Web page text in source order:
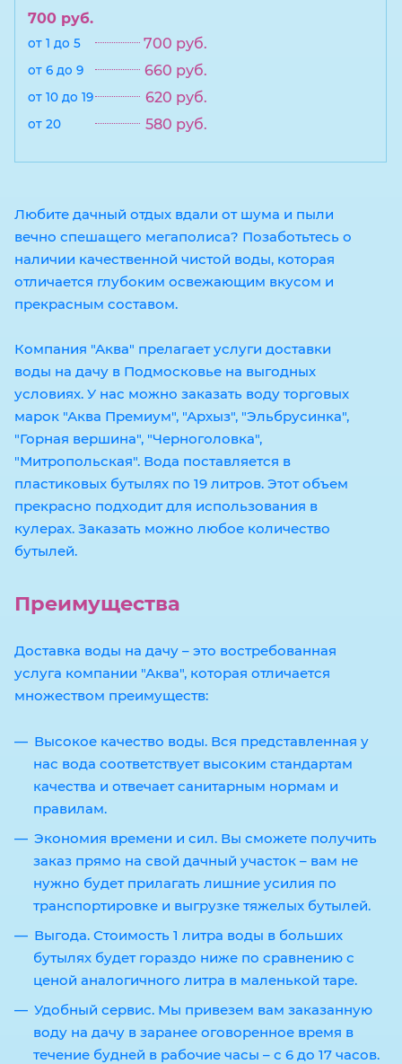
700 руб.
от 1 до 5 700 руб.
от 6 до 9 660 руб.
от 10 до 19 620 руб.
от 20 580 руб.
Любите дачный отдых вдали от шума и пыли
вечно спешащего мегаполиса? Позаботьтесь о
наличии качественной чистой воды, которая
отличается глубоким освежающим вкусом и
прекрасным составом.
Компания "Аква" прелагает услуги доставки
воды на дачу в Подмосковье на выгодных
условиях. У нас можно заказать воду торговых
марок "Аква Премиум", "Архыз", "Эльбрусинка",
"Горная вершина", "Черноголовка",
"Митропольская". Вода поставляется в
пластиковых бутылях по 19 литров. Этот объем
прекрасно подходит для использования в
кулерах. Заказать можно любое количество
бутылей.
Преимущества
Доставка воды на дачу – это востребованная
услуга компании "Аква", которая отличается
множеством преимуществ:
Высокое качество воды. Вся представленная у
нас вода соответствует высоким стандартам
качества и отвечает санитарным нормам и
правилам.
Экономия времени и сил. Вы сможете получить
заказ прямо на свой дачный участок – вам не
нужно будет прилагать лишние усилия по
транспортировке и выгрузке тяжелых бутылей.
Выгода. Стоимость 1 литра воды в больших
бутылях будет гораздо ниже по сравнению с
ценой аналогичного литра в маленькой таре.
Удобный сервис. Мы привезем вам заказанную
воду на дачу в заранее оговоренное время в
течение будней в рабочие часы – с 6 до 17 часов.